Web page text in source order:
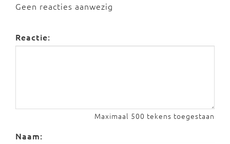
Geen reacties aanwezig
Reactie:
Maximaal 500 tekens toegestaan
Naam: